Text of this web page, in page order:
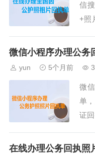
以
钮
后
寸...
信
+照
信
选
三
照
可
四...
微信小程序办理公务
yun 5个月前
微
单
证
打
在线办理公务回执照